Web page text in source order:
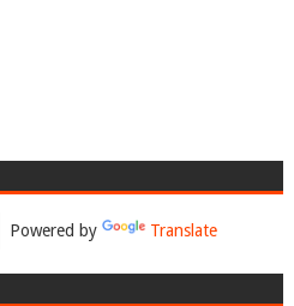
Powered by Translate